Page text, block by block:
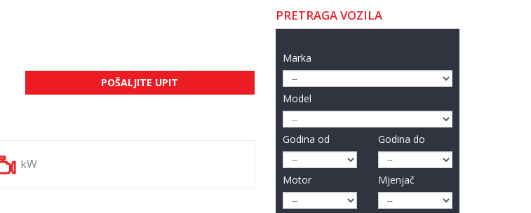
POŠALJITE UPIT
kW
PRETRAGA VOZILA
Marka
Model
Godina od Godina do
Motor Mjenjač